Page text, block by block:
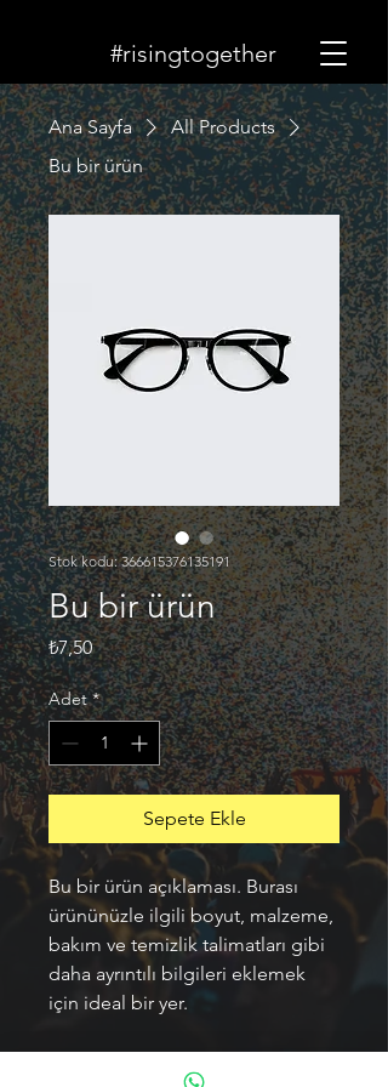
#risingtogether
Ana Sayfa
All Products
Bu bir ürün
Stok kodu: 366615376135191
Bu bir ürün
₺7,50Fiyat
Adet *
Sepete Ekle
Bu bir ürün açıklaması. Burası
ürününüzle ilgili boyut, malzeme,
bakım ve temizlik talimatları gibi
daha ayrıntılı bilgileri eklemek
için ideal bir yer.
ÜRÜN BİLGİLERİ